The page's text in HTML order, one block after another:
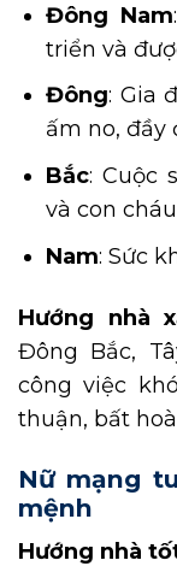
Đông Nam
triển và
Đông: Gia
ấm no, đầy
Bắc: Cuộc
và con
Nam: Sức
Hướng nhà
Đông Bắc,
công việc
thuận, bất
Nữ mạng
mệnh
Hướng nhà